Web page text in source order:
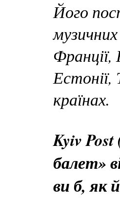
Його
Естонії,
країнах.
Kyiv
балет»
ви б, як